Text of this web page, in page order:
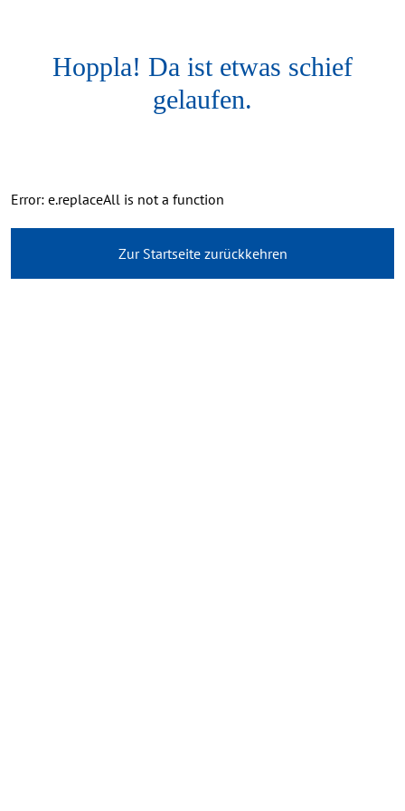
Hoppla! Da ist etwas schief
gelaufen.
Error: e.replaceAll is not a function
Zur Startseite zurückkehren